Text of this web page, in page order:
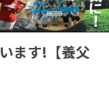
ます!【養父